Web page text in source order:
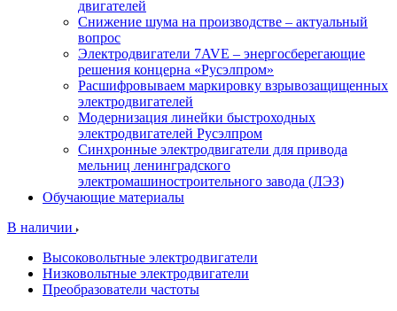
двигателей
Снижение шума на производстве – актуальный
вопрос
Электродвигатели 7AVE – энергосберегающие
решения концерна «Русэлпром»
Расшифровываем маркировку взрывозащищенных
электродвигателей
Модернизация линейки быстроходных
электродвигателей Русэлпром
Синхронные электродвигатели для привода
мельниц ленинградского
электромашиностроительного завода (ЛЭЗ)
Обучающие материалы
В наличии
Высоковольтные электродвигатели
Низковольтные электродвигатели
Преобразователи частоты